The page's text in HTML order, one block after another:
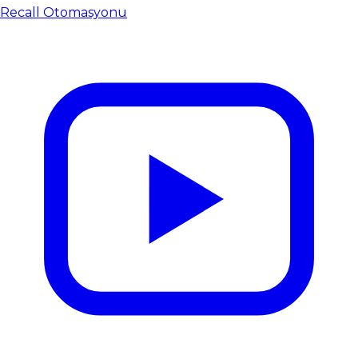
Recall Otomasyonu